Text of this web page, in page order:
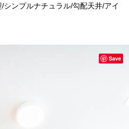
/シンプルナチュラル/勾配天井/アイ
Save